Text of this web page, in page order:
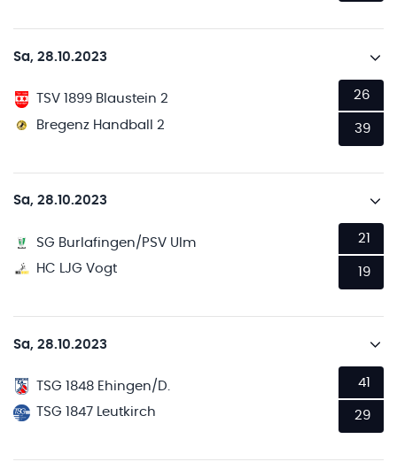
Sa, 28.10.2023
TSV 1899 Blaustein 2
Bregenz Handball 2
26
39
Sa, 28.10.2023
SG Burlafingen/PSV Ulm
HC LJG Vogt
21
19
Sa, 28.10.2023
TSG 1848 Ehingen/D.
TSG 1847 Leutkirch
41
29